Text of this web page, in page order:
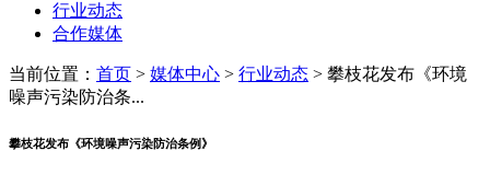
行业动态
合作媒体
当前位置： 首页 > 媒体中心 > 行业动态 > 攀枝花发布《环境
噪声污染防治条...
攀枝花发布《环境噪声污染防治条例》